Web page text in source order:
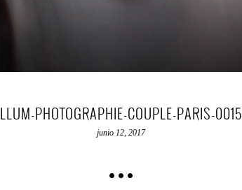
LLUM-PHOTOGRAPHIE-COUPLE-PARIS-0015
junio 12, 2017